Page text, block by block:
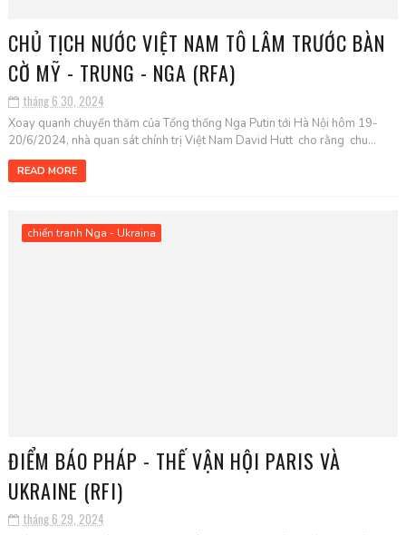
CHỦ TỊCH NƯỚC VIỆT NAM TÔ LÂM TRƯỚC BÀN
CỜ MỸ - TRUNG - NGA (RFA)
tháng 6 30, 2024
Xoay quanh chuyến thăm của Tổng thống Nga Putin tới Hà Nội hôm 19-
20/6/2024, nhà quan sát chính trị Việt Nam David Hutt cho rằng chu...
READ MORE
chiến tranh Nga - Ukraina
ĐIỂM BÁO PHÁP - THẾ VẬN HỘI PARIS VÀ
UKRAINE (RFI)
tháng 6 29, 2024